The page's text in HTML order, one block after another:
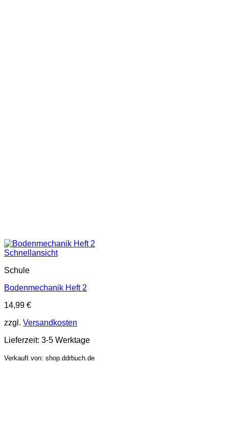
Schnellansicht
Schule
Bodenmechanik Heft 2
14,99 €
zzgl. Versandkosten
Lieferzeit: 3-5 Werktage
Verkauft von: shop.ddrbuch.de